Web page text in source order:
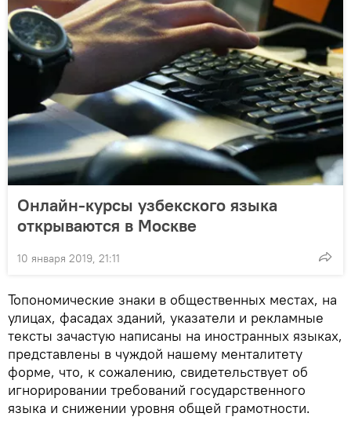
Онлайн-курсы узбекского языка
открываются в Москве
10 января 2019, 21:11
Топономические знаки в общественных местах, на
улицах, фасадах зданий, указатели и рекламные
тексты зачастую написаны на иностранных языках,
представлены в чуждой нашему менталитету
форме, что, к сожалению, свидетельствует об
игнорировании требований государственного
языка и снижении уровня общей грамотности.